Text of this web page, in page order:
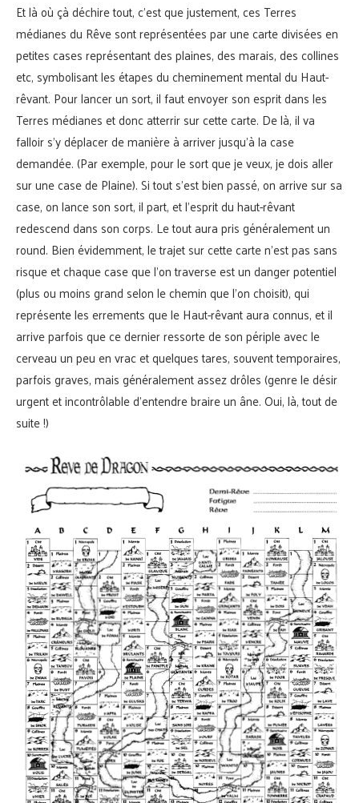
Et là où çà déchire tout, c’est que justement, ces Terres
médianes du Rêve sont représentées par une carte divisées en
petites cases représentant des plaines, des marais, des collines
etc, symbolisant les étapes du cheminement mental du Haut-
rêvant. Pour lancer un sort, il faut envoyer son esprit dans les
Terres médianes et donc atterrir sur cette carte. De là, il va
falloir s’y déplacer de manière à arriver jusqu’à la case
demandée. (Par exemple, pour le sort que je veux, je dois aller
sur une case de Plaine). Si tout s’est bien passé, on arrive sur sa
case, on lance son sort, il part, et l’esprit du haut-rêvant
redescend dans son corps. Le tout aura pris généralement un
round. Bien évidemment, le trajet sur cette carte n’est pas sans
risque et chaque case que l’on traverse est un danger potentiel
(plus ou moins grand selon le chemin que l’on choisit), qui
représente les errements que le Haut-rêvant aura connus, et il
arrive parfois que ce dernier ressorte de son périple avec le
cerveau un peu en vrac et quelques tares, souvent temporaires,
parfois graves, mais généralement assez drôles (genre le désir
urgent et incontrôlable d’entendre braire un âne. Oui, là, tout de
suite !)